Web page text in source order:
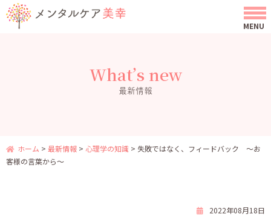
What’s new
最新情報
ホーム > 最新情報 > 心理学の知識 > 失敗ではなく、フィードバック ～お
客様の言葉から～
2022年08月18日